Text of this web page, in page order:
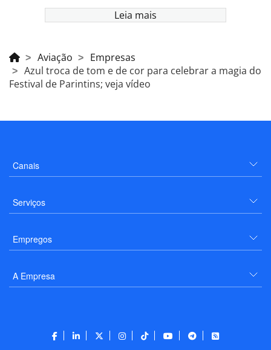
Leia mais
Aviação
Empresas
Azul troca de tom e de cor para celebrar a magia do
Festival de Parintins; veja vídeo
Canais
Serviços
Empregos
A Empresa